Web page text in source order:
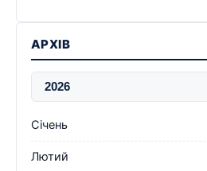
АРХІВ
Січень
Лютий